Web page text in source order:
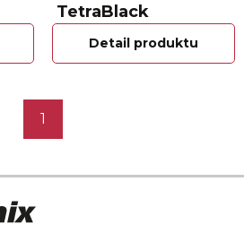
TetraBlack
Detail produktu
1